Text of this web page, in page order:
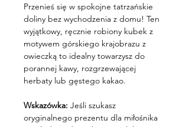
Przenieś się w spokojne tatrzańskie
doliny bez wychodzenia z domu! Ten
wyjątkowy, ręcznie robiony kubek z
motywem górskiego krajobrazu z
owieczką to idealny towarzysz do
porannej kawy, rozgrzewającej
herbaty lub gęstego kakao.
Wskazówka: Jeśli szukasz
oryginalnego prezentu dla miłośnika